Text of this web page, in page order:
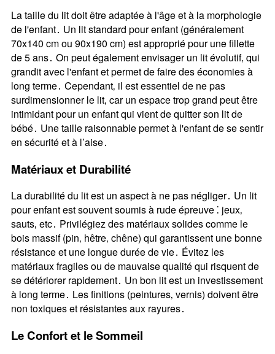
La taille du lit doit être adaptée à l'âge et à la morphologie
de l'enfant․ Un lit standard pour enfant (généralement
70x140 cm ou 90x190 cm) est approprié pour une fillette
de 5 ans․ On peut également envisager un lit évolutif‚ qui
grandit avec l'enfant et permet de faire des économies à
long terme․ Cependant‚ il est essentiel de ne pas
surdimensionner le lit‚ car un espace trop grand peut être
intimidant pour un enfant qui vient de quitter son lit de
bébé․ Une taille raisonnable permet à l'enfant de se sentir
en sécurité et à l’aise․
Matériaux et Durabilité
La durabilité du lit est un aspect à ne pas négliger․ Un lit
pour enfant est souvent soumis à rude épreuve ⁚ jeux‚
sauts‚ etc․ Privilégiez des matériaux solides comme le
bois massif (pin‚ hêtre‚ chêne) qui garantissent une bonne
résistance et une longue durée de vie․ Évitez les
matériaux fragiles ou de mauvaise qualité qui risquent de
se détériorer rapidement․ Un bon lit est un investissement
à long terme․ Les finitions (peintures‚ vernis) doivent être
non toxiques et résistantes aux rayures․
Le Confort et le Sommeil